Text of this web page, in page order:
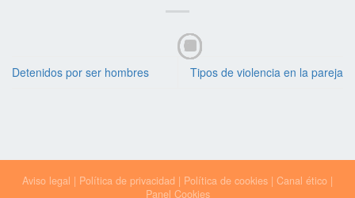
Detenidos por ser hombres Tipos de violencia en la pareja
Aviso legal | Política de privacidad | Política de cookies | Canal ético |
Panel Cookies